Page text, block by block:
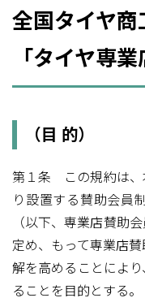
全国タイヤ
「タイヤ専
（目 的）
第１条 この規約は、
り設置する賛助会員
（以下、専業店賛助
定め、もって専業店
解を高めることによ
ることを目的とする。